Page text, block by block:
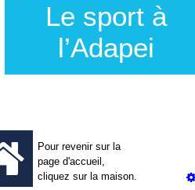
Le sport à
l’Adapei
Pour revenir sur la
page d'accueil,
cliquez sur la maison.